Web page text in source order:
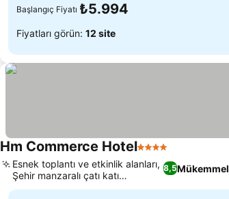
Başlangıç Fiyatı ₺5.994
Fiyatları görün: 12 site
Hm Commerce Hotel4 Yıldız
8,5Mükemmel
Esnek toplantı ve etkinlik alanları,
Şehir manzaralı çatı katı
pastanesi